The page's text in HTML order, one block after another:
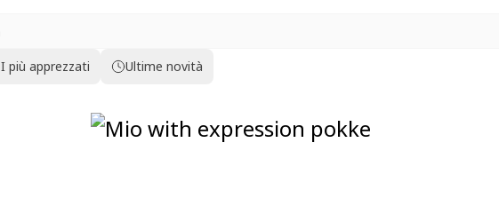
I più apprezzati Ultime novità